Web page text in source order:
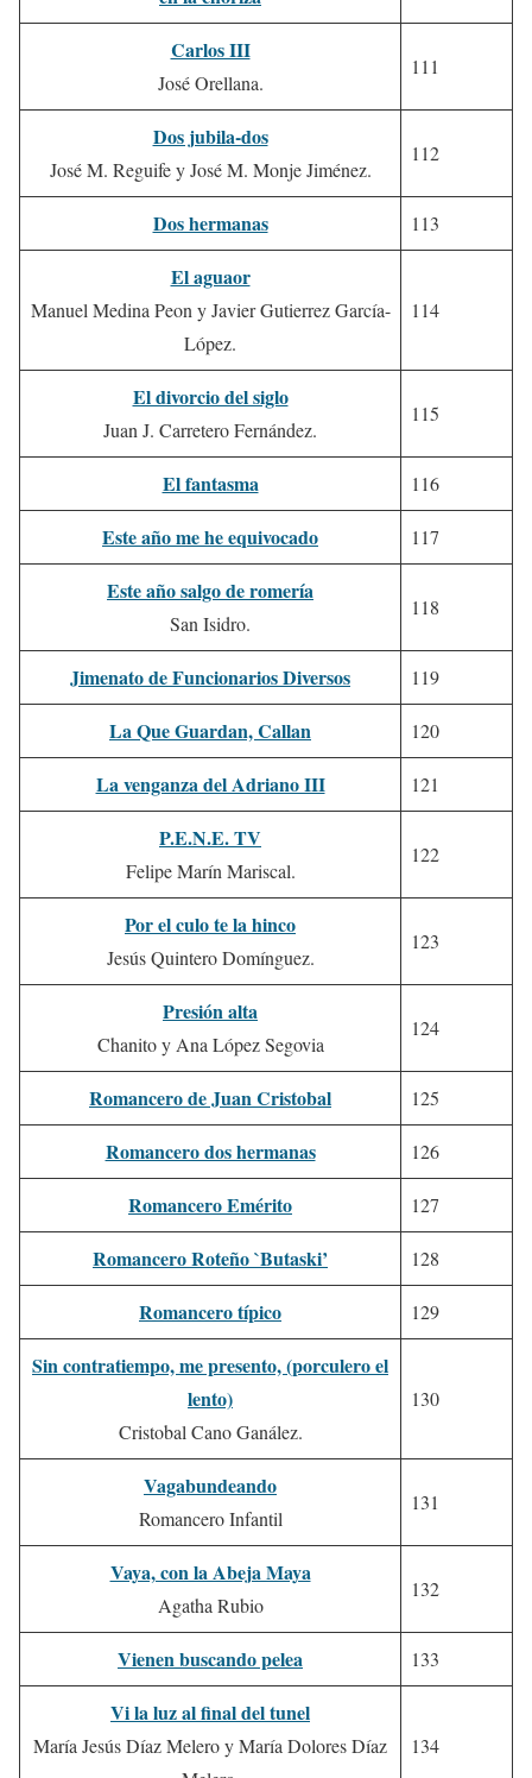
Carlos III
José Orellana.
111
Dos jubila-dos
José M. Reguife y José M. Monje Jiménez.
112
Dos hermanas 113
El aguaor
Manuel Medina Peon y Javier Gutierrez García-
López.
114
El divorcio del siglo
Juan J. Carretero Fernández.
115
El fantasma 116
Este año me he equivocado 117
Este año salgo de romería
San Isidro.
118
Jimenato de Funcionarios Diversos 119
La Que Guardan, Callan 120
La venganza del Adriano III 121
P.E.N.E. TV
Felipe Marín Mariscal.
122
Por el culo te la hinco
Jesús Quintero Domínguez.
123
Presión alta
Chanito y Ana López Segovia
124
Romancero de Juan Cristobal 125
Romancero dos hermanas 126
Romancero Emérito 127
Romancero Roteño `Butaski’ 128
Romancero típico 129
Sin contratiempo, me presento, (porculero el
lento)
Cristobal Cano Ganález.
130
Vagabundeando
Romancero Infantil
131
Vaya, con la Abeja Maya
Agatha Rubio
132
Vienen buscando pelea 133
Vi la luz al final del tunel
María Jesús Díaz Melero y María Dolores Díaz
134